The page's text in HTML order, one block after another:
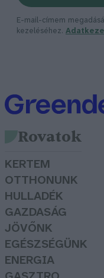
E-mail-címem
kezeléséhez.
Rovatok
KERTEM
OTTHONUNK
HULLADÉK
GAZDASÁG
JÖVŐNK
EGÉSZSÉGÜNK
ENERGIA